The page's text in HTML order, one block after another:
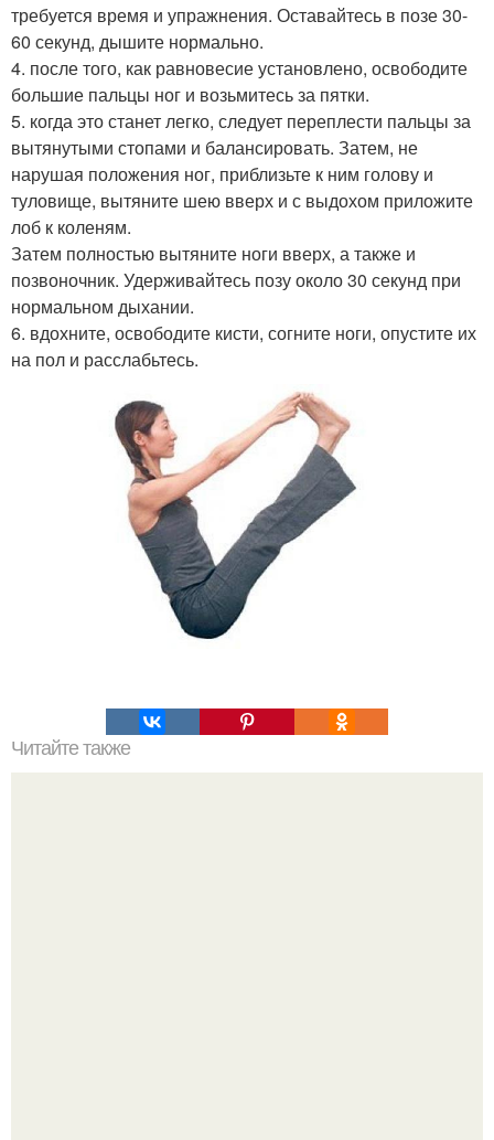
требуется время и упражнения. Оставайтесь в позе 30-
60 секунд, дышите нормально.
4. после того, как равновесие установлено, освободите
большие пальцы ног и возьмитесь за пятки.
5. когда это станет легко, следует переплести пальцы за
вытянутыми стопами и балансировать. Затем, не
нарушая положения ног, приблизьте к ним голову и
туловище, вытяните шею вверх и с выдохом приложите
лоб к коленям.
Затем полностью вытяните ноги вверх, а также и
позвоночник. Удерживайтесь позу около 30 секунд при
нормальном дыхании.
6. вдохните, освободите кисти, согните ноги, опустите их
на пол и расслабьтесь.
Читайте также